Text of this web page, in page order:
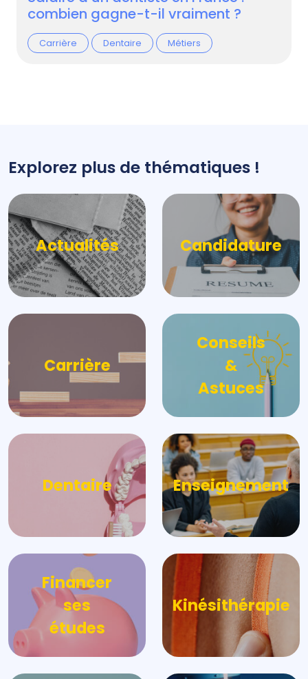
combien gagne-t-il vraiment ?
Carrière Dentaire Métiers
Explorez plus de thématiques !
Actualités Candidature
Carrière
Conseils
&
Astuces
Dentaire Enseignement
Financer
ses
études
Kinésithérapie